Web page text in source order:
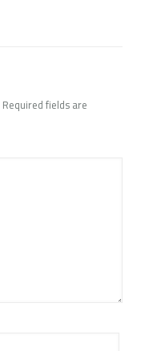
Required fields are